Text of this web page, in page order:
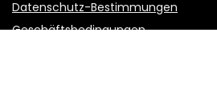
Datenschutz-Bestimmungen
Geschäftsbedingungen